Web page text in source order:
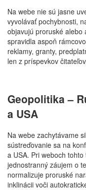
Na webe nie sú jasne
vyvolávať pochybnosti,
objavujú proruské alebo
spravidla aspoň
reklamy, granty,
len z príspevkov
Geopolitika –
a USA
Na webe zachytávame
sústreďovanie sa na
a USA. Pri weboch
jednostranný záujem o
normalizuje proruské
inklinácii voči